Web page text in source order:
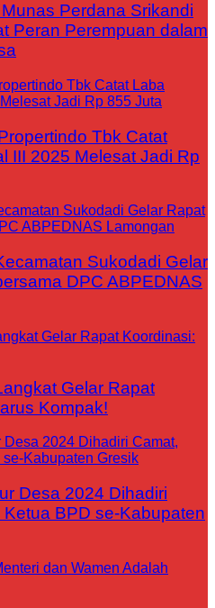
Perdana Srikandi
Peran Perempuan dalam
Tbk Catat
III 2025 Melesat Jadi Rp
Sukodadi Gelar
DPC ABPEDNAS
Gelar Rapat
Kompak!
Desa 2024 Dihadiri
BPD se-Kabupaten